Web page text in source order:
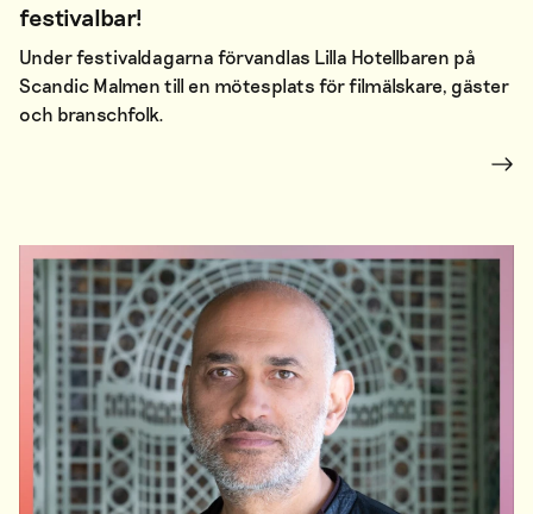
festivalbar!
Under festivaldagarna förvandlas Lilla Hotellbaren på
Scandic Malmen till en mötesplats för filmälskare, gäster
och branschfolk.